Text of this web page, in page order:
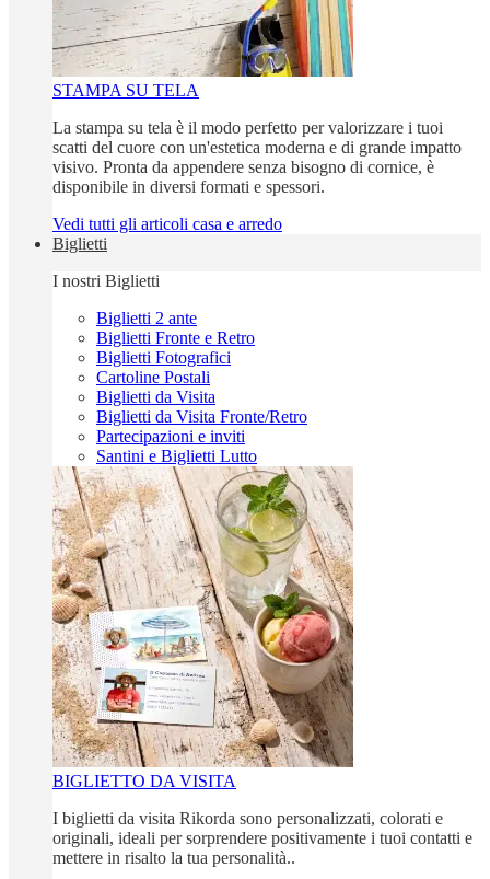
STAMPA SU TELA
La stampa su tela è il modo perfetto per valorizzare i tuoi
scatti del cuore con un'estetica moderna e di grande impatto
visivo. Pronta da appendere senza bisogno di cornice, è
disponibile in diversi formati e spessori.
Vedi tutti gli articoli casa e arredo
Biglietti
I nostri Biglietti
Biglietti 2 ante
Biglietti Fronte e Retro
Biglietti Fotografici
Cartoline Postali
Biglietti da Visita
Biglietti da Visita Fronte/Retro
Partecipazioni e inviti
Santini e Biglietti Lutto
BIGLIETTO DA VISITA
I biglietti da visita Rikorda sono personalizzati, colorati e
originali, ideali per sorprendere positivamente i tuoi contatti e
mettere in risalto la tua personalità..